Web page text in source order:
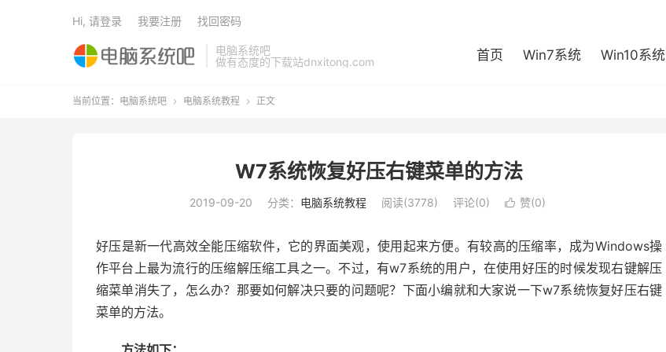
电脑系统吧
做有态度的下载站dnxitong.com
首页 Win7系统 Win10系统
Hi, 请登录 我要注册 找回密码
当前位置： 电脑系统吧  电脑系统教程  正文
W7系统恢复好压右键菜单的方法
2019-09-20 分类： 电脑系统教程 阅读(3778) 评论(0)  赞(0)
好压是新一代高效全能压缩软件，它的界面美观，使用起来方便。有较高的压缩率，成为Windows操
作平台上最为流行的压缩解压缩工具之一。不过，有w7系统的用户，在使用好压的时候发现右键解压
缩菜单消失了，怎么办？那要如何解决只要的问题呢？下面小编就和大家说一下w7系统恢复好压右键
菜单的方法。